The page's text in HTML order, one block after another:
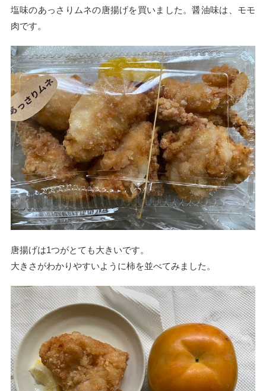
塩味のあっさりムネの唐揚げを買いました。醤油味は、モモ
肉です。
唐揚げは1つがとても大きいです。
大きさがわかりやすいように柿を並べてみました。